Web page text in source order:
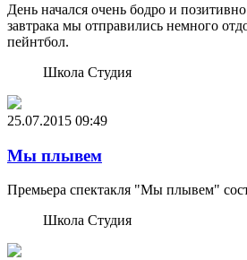
День начался очень бодро и
завтрака мы отправились немного
пейнтбол.
Школа Студия
25.07.2015 09:49
Мы плывем
Премьера спектакля "Мы плывем"
Школа Студия